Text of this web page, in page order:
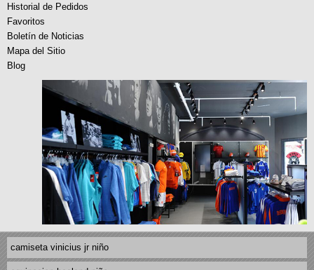
Historial de Pedidos
Favoritos
Boletín de Noticias
Mapa del Sitio
Blog
camiseta vinicius jr niño